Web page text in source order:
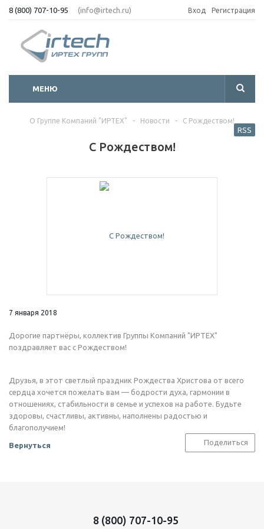
8 (800) 707-10-95 (info@irtech.ru) Вход Регистрация
МЕНЮ
О Группе Компаний "ИРТЕХ" - Новости - С Рождеством!
С Рождеством!
RSS
7 января 2018
Дорогие партнёры, коллектив Группы Компаний "ИРТЕХ"
поздравляет вас с Рождеством!
Друзья, в этот светлый праздник Рождества Христова от всего
сердца хочется пожелать вам — бодрости духа, гармонии в
отношениях, стабильности в семье и успехов на работе. Будьте
здоровы, счастливы, активны, наполнены радостью и
благополучием!
Вернуться Поделиться
8 (800) 707-10-95